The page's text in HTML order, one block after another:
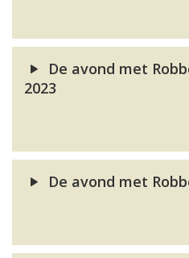
De avond met
2023
De avond met